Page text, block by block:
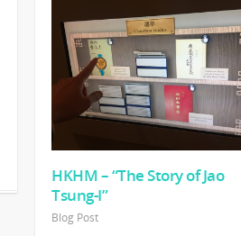
HKHM – “The Story of Jao
Tsung-I”
Blog Post